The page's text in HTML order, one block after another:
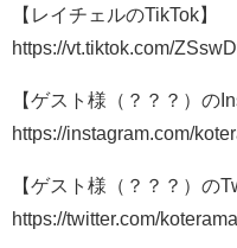
【レイチェルのTikTok】
https://vt.tiktok.com/
【ゲスト様（？？？）の
https://instagram.com/
【ゲスト様（？？？）の
https://twitter.com/